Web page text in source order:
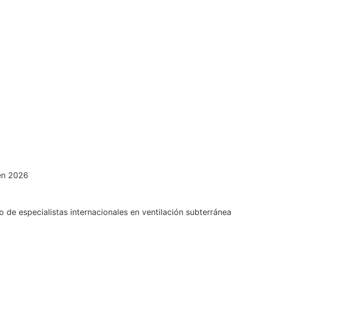
2026
especialistas internacionales en ventilación subterránea